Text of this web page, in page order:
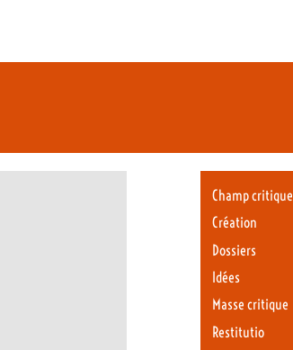
Champ critique
Création
Dossiers
Idées
Masse critique
Restitutio